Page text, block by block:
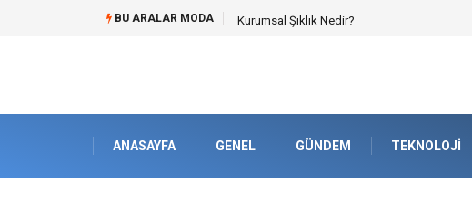
BU ARALAR MODA Bitumen storage tank (Bitüm depolama
ANASAYFA GENEL GÜNDEM TEKNOLOJI